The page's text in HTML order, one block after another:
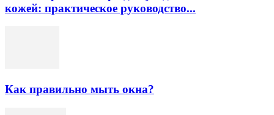
кожей: практическое руководство...
Как правильно мыть окна?